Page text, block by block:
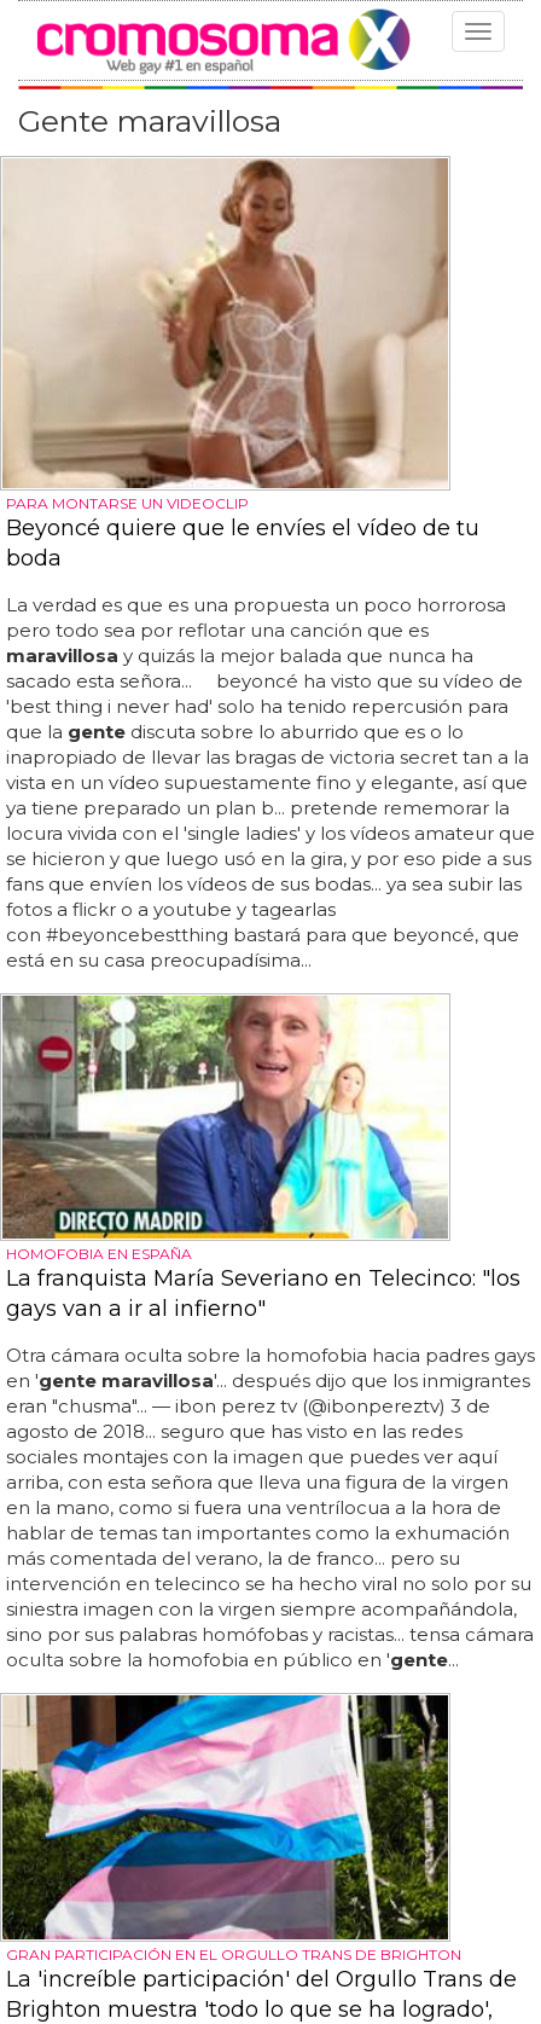
Toggle
Gente maravillosa
PARA MONTARSE UN VIDEOCLIP
Beyoncé quiere que le envíes el vídeo de tu
boda
La verdad es que es una propuesta un poco horrorosa
pero todo sea por reflotar una canción que es
maravillosa y quizás la mejor balada que nunca ha
sacado esta señora... beyoncé ha visto que su vídeo de
'best thing i never had' solo ha tenido repercusión para
que la gente discuta sobre lo aburrido que es o lo
inapropiado de llevar las bragas de victoria secret tan a la
vista en un vídeo supuestamente fino y elegante, así que
ya tiene preparado un plan b... pretende rememorar la
locura vivida con el 'single ladies' y los vídeos amateur que
se hicieron y que luego usó en la gira, y por eso pide a sus
fans que envíen los vídeos de sus bodas... ya sea subir las
fotos a flickr o a youtube y tagearlas
con #beyoncebestthing bastará para que beyoncé, que
está en su casa preocupadísima...
HOMOFOBIA EN ESPAÑA
La franquista María Severiano en Telecinco: "los
gays van a ir al infierno"
Otra cámara oculta sobre la homofobia hacia padres gays
en 'gente maravillosa'... después dijo que los inmigrantes
eran "chusma"... — ibon perez tv (@ibonpereztv) 3 de
agosto de 2018... seguro que has visto en las redes
sociales montajes con la imagen que puedes ver aquí
arriba, con esta señora que lleva una figura de la virgen
en la mano, como si fuera una ventrílocua a la hora de
hablar de temas tan importantes como la exhumación
más comentada del verano, la de franco... pero su
intervención en telecinco se ha hecho viral no solo por su
siniestra imagen con la virgen siempre acompañándola,
sino por sus palabras homófobas y racistas... tensa cámara
oculta sobre la homofobia en público en 'gente...
GRAN PARTICIPACIÓN EN EL ORGULLO TRANS DE BRIGHTON
La 'increíble participación' del Orgullo Trans de
Brighton muestra 'todo lo que se ha logrado',